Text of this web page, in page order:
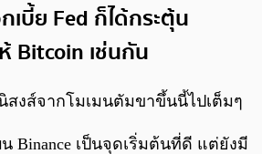
บี้ย Fed ก็ได้กระตุ้น
Bitcoin เช่นกัน
สงส์จากโมเมนตัมขาขึ้นนี้ไปเต็มๆ
Binance เป็นจุดเริ่มต้นที่ดี แต่ยังมี